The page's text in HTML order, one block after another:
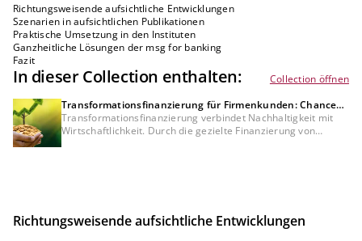
Richtungsweisende aufsichtliche Entwicklungen
Szenarien in aufsichtlichen Publikationen
Praktische Umsetzung in den Instituten
Ganzheitliche Lösungen der msg for banking
Fazit
In dieser Collection enthalten:
Collection öffnen
Transformationsfinanzierung für Firmenkunden: Chancen
für Kreditinstitute und Unternehmen
Transformationsfinanzierung verbindet Nachhaltigkeit mit
Wirtschaftlichkeit. Durch die gezielte Finanzierung von
Richtungsweisende aufsichtliche Entwicklungen